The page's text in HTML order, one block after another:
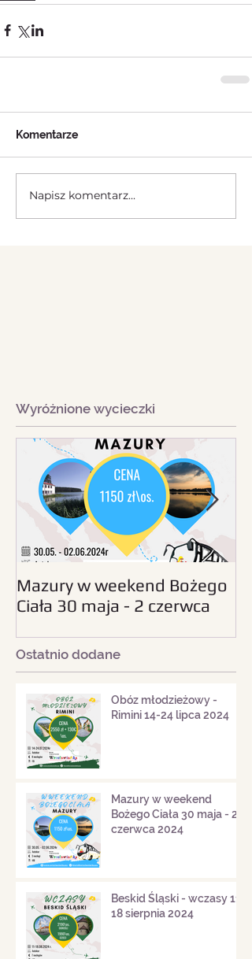
Komentarze
Napisz komentarz...
Wyróżnione wycieczki
Mazury w weekend Bożego
Ciała 30 maja - 2 czerwca
Ostatnio dodane
Obóz młodzieżowy -
Rimini 14-24 lipca 2024
Mazury w weekend
Bożego Ciała 30 maja - 2
czerwca 2024
Beskid Śląski - wczasy 11-
18 sierpnia 2024